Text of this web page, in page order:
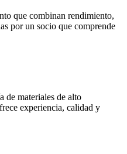
que combinan rendimiento,
por un socio que comprende
de materiales de alto
experiencia, calidad y